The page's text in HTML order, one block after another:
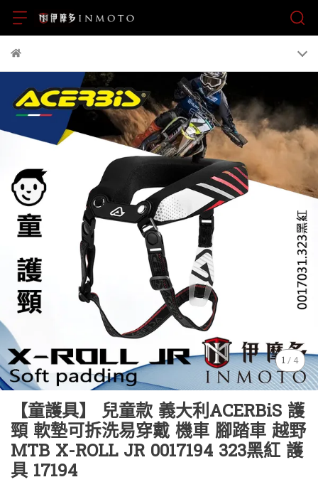
1/4
【童護具】 兒童款 義大利ACERBiS 護
頸 軟墊可拆洗易穿戴 機車 腳踏車 越野
MTB X-ROLL JR 0017194 323黑紅 護
具 17194